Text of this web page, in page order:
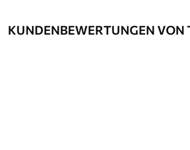
KUNDENBEWERTUNGEN VON